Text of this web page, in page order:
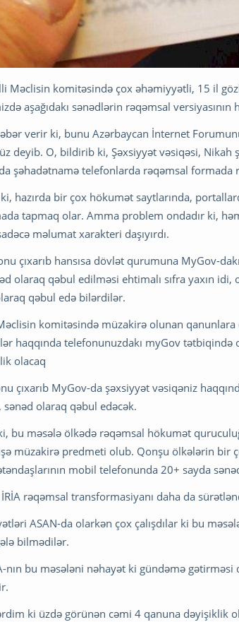
Məclisin komitəsində çox əhəmiyyətli, 15 il
aşağıdakı sənədlərin rəqəmsal versiyasının
verir ki, bunu Azərbaycan İnternet
deyib. O, bildirib ki, Şəxsiyyət vəsiqəsi,
şəhadətnamə telefonlarda rəqəmsal formada
ki, hazırda bir çox hökumət saytlarında,
tapmaq olar. Amma problem ondadır ki,
məlumat xarakteri daşıyırdı.
çıxarıb hansısa dövlət qurumuna MyGov-
olaraq qəbul edilməsi ehtimalı sıfra yaxın
qəbul edə bilərdilər.
komitəsində müzakirə olunan qanunlara
haqqında telefonunuzdakı myGov
olacaq
çıxarıb MyGov-da şəxsiyyət vəsiqəniz
olaraq qəbul edəcək.
bu məsələ ölkədə rəqəmsal hökumət
müzakirə predmeti olub. Qonşu ölkələrin bir
mobil telefonunda 20+ sayda
rəqəmsal transformasiyanı daha da
ASAN-da olarkən çox çalışdılar ki bu
bilmədilər.
nın bu məsələni nəhayət ki gündəmə
ki üzdə görünən cəmi 4 qanuna dəyişiklik